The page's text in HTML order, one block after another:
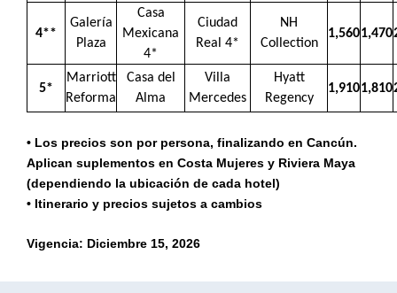
4**
Galería
Plaza
Casa
Mexicana
4*
Ciudad
Real 4*
NH
Collection
1,5601,470
5*
Marriott
Reforma
Casa del
Alma
Villa
Mercedes
Hyatt
Regency
1,9101,810
• Los precios son por persona, finalizando en Cancún.
Aplican suplementos en Costa Mujeres y Riviera Maya
(dependiendo la ubicación de cada hotel)
• Itinerario y precios sujetos a cambios
Vigencia: Diciembre 15, 2026